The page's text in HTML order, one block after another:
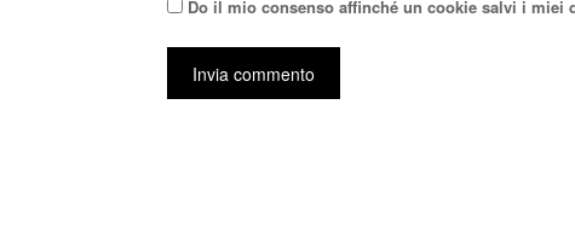
Do il mio consenso affinché un cookie salvi i